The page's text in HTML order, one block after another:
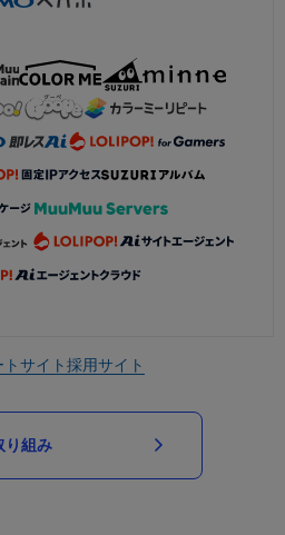
サイト採用サイト
り組み